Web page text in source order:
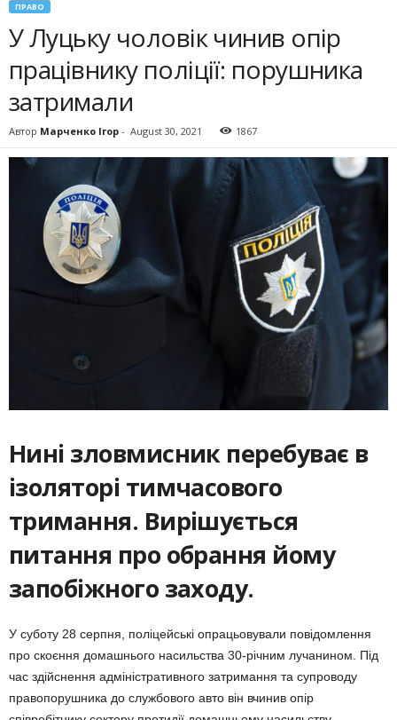
ПРАВО
У Луцьку чоловік чинив опір
працівнику поліції: порушника
затримали
Автор Марченко Ігор - August 30, 2021 1867
Нині зловмисник перебуває в
ізоляторі тимчасового
тримання. Вирішується
питання про обрання йому
запобіжного заходу.
У суботу 28 серпня, поліцейські опрацьовували повідомлення
про скоєння домашнього насильства 30-річним лучанином. Під
час здійснення адміністративного затримання та супроводу
правопорушника до службового авто він вчинив опір